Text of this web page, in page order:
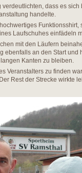
dass es sich
handelte.
Funktionsshirt,
Laufschuhes einfädeln
mit den Läufern
ebenfalls an den Start und
Kanten zu bleiben.
Veranstalters zu finden
Rest der Strecke wirkte